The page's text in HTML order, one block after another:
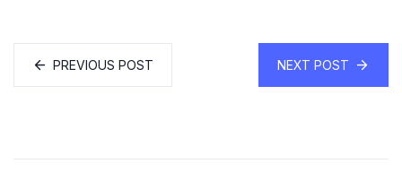
PREVIOUS POST NEXT POST